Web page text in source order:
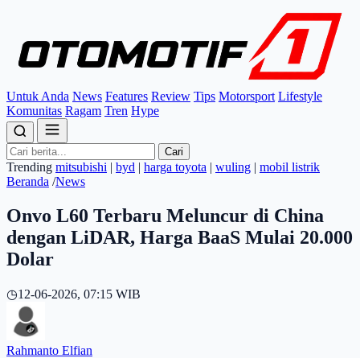
Untuk Anda News Features Review Tips Motorsport Lifestyle
Komunitas Ragam Tren Hype
Cari
Trending mitsubishi | byd | harga toyota | wuling | mobil listrik
Beranda /News
Onvo L60 Terbaru Meluncur di China
dengan LiDAR, Harga BaaS Mulai 20.000
Dolar
◷12-06-2026, 07:15 WIB
Rahmanto Elfian